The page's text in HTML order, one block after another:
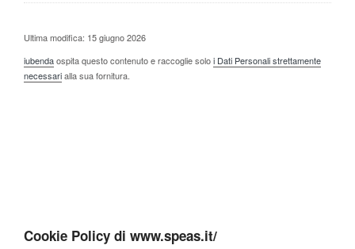
Ultima modifica: 15 giugno 2026
iubendaospita questo contenuto e raccoglie soloi Dati Personali strettamente
necessarialla sua fornitura.
Cookie Policy di www.speas.it/